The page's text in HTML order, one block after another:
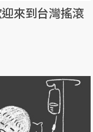
來到台灣搖滾